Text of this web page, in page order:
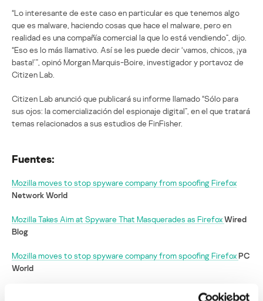
“Lo interesante de este caso en particular es que tenemos algo
que es malware, haciendo cosas que hace el malware, pero en
realidad es una compañía comercial la que lo está vendiendo”, dijo.
“Eso es lo más llamativo. Así se les puede decir ‘vamos, chicos, ¡ya
basta!’”, opinó Morgan Marquis-Boire, investigador y portavoz de
Citizen Lab.
Citizen Lab anunció que publicará su informe llamado “Sólo para
sus ojos: la comercialización del espionaje digital”, en el que tratará
temas relacionados a sus estudios de FinFisher.
Fuentes:
Mozilla moves to stop spyware company from spoofing Firefox
Network World
Mozilla Takes Aim at Spyware That Masquerades as FirefoxWired
Blog
Mozilla moves to stop spyware company from spoofing FirefoxPC
World